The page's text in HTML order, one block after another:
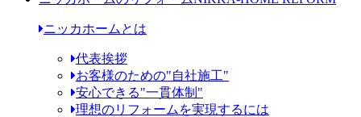
ニッカホームとは
代表挨拶
お客様のための"自社施工"
安心できる"一貫体制"
理想のリフォームを実現するには